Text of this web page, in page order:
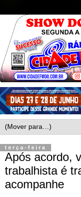
terça-feira
Após acordo,
trabalhista é
acompanhe